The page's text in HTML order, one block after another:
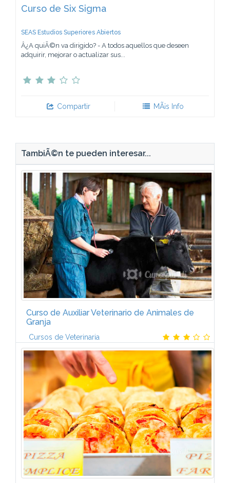
Curso de Six Sigma
SEAS Estudios Superiores Abiertos
Â¿A quiÃ©n va dirigido? - A todos aquellos que deseen
adquirir, mejorar o actualizar sus...
Compartir MÃ¡s Info
TambiÃ©n te pueden interesar...
Curso de Auxiliar Veterinario de Animales de
Granja
Cursos de Veterinaria
Contenido temÃ¡ticoEl Programa de FormaciÃ³n se
presenta en siete Unidades DidÃ¡cticas que, a su vez,
cuentan con un total de 63 lecciones. (unas 200
horas de estudio) *...